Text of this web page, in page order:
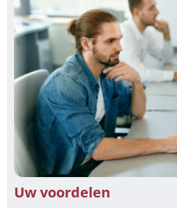
Uw voordelen